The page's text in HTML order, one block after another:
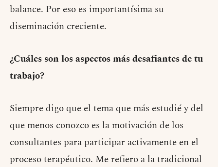
balance. Por eso es importantísima su
diseminación creciente.
¿Cuáles son los aspectos más desafiantes de tu
trabajo?
Siempre digo que el tema que más estudié y del
que menos conozco es la motivación de los
consultantes para participar activamente en el
proceso terapéutico. Me refiero a la tradicional